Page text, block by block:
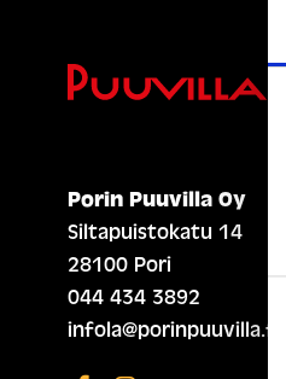
Porin Puuvilla Oy
Siltapuistokatu 14
28100 Pori
044 434 3892
infola@porinpuuvilla.fi